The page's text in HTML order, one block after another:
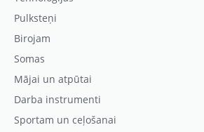
Pulksteņi
Birojam
Somas
Mājai un atpūtai
Darba instrumenti
Sportam un ceļošanai